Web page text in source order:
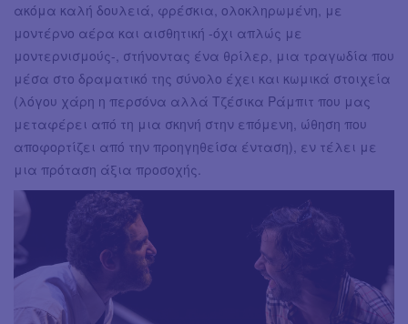
ακόμα καλή δουλειά, φρέσκια, ολοκληρωμένη, με
μοντέρνο αέρα και αισθητική -όχι απλώς με
μοντερνισμούς-, στήνοντας ένα θρίλερ, μια τραγωδία που
μέσα στο δραματικό της σύνολο έχει και κωμικά στοιχεία
(λόγου χάρη η περσόνα αλλά Τζέσικα Ράμπιτ που μας
μεταφέρει από τη μια σκηνή στην επόμενη, ώθηση που
αποφορτίζει από την προηγηθείσα ένταση), εν τέλει με
μια πρόταση άξια προσοχής.